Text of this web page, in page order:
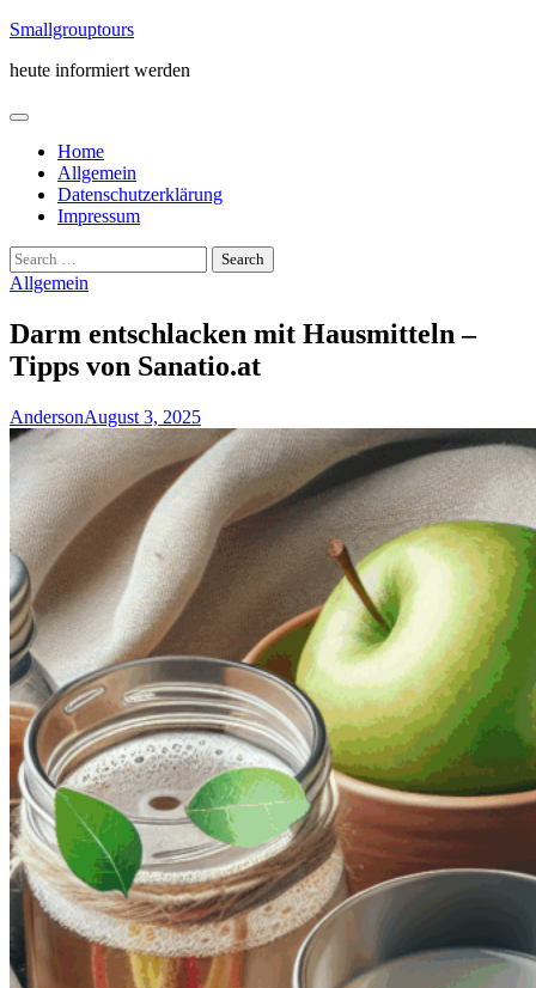
Skip
content
Smallgrouptours
heute informiert werden
Home
Allgemein
Datenschutzerklärung
Impressum
Search
for:
Allgemein
Darm entschlacken mit Hausmitteln –
Tipps von Sanatio.at
AndersonAugust 3, 2025